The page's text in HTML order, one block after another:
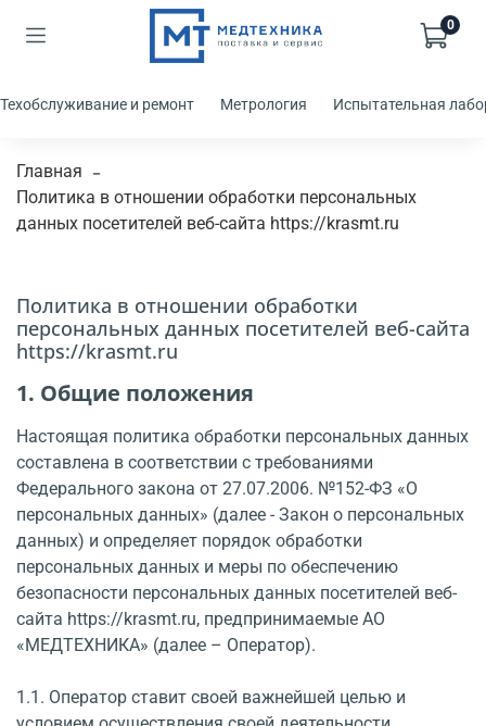
0
Техобслуживание и ремонт Метрология Испытательная
Главная
Политика в отношении обработки персональных
данных посетителей веб-сайта https://krasmt.ru
Политика в отношении обработки
персональных данных посетителей веб-сайта
https://krasmt.ru
1. Общие положения
Настоящая политика обработки персональных данных
составлена в соответствии с требованиями
Федерального закона от 27.07.2006. №152-ФЗ «О
персональных данных» (далее - Закон о персональных
данных) и определяет порядок обработки
персональных данных и меры по обеспечению
безопасности персональных данных посетителей веб-
сайта https://krasmt.ru, предпринимаемые АО
«МЕДТЕХНИКА» (далее – Оператор).
1.1. Оператор ставит своей важнейшей целью и